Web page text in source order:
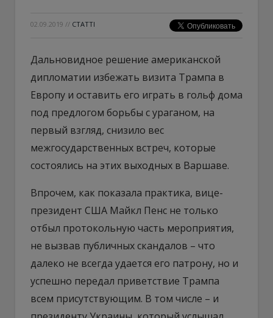
02.09.2019 // СТАТТІ
Дальновидное решение американской
дипломатии избежать визита Трампа в
Европу и оставить его играть в гольф дома
под предлогом борьбы с ураганом, на
первый взгляд, снизило вес
межгосударственных встреч, которые
состоялись на этих выходных в Варшаве.
Впрочем, как показала практика, вице-
президент США Майкл Пенс не только
отбыл протокольную часть мероприятия,
не вызвав публичных скандалов – что
далеко не всегда удается его патрону, но и
успешно передал приветствие Трампа
всем присутствующим. В том числе – и